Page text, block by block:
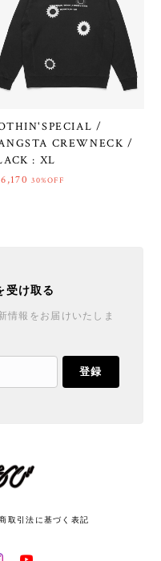
/
CREWNECK /
: XL
30%OFF
受け取る
情報をお届けいたしま
登録
取引法に基づく表記